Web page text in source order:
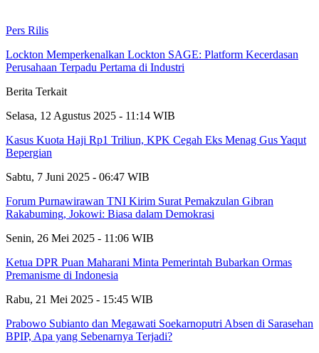
Pers Rilis
Lockton Memperkenalkan Lockton SAGE: Platform Kecerdasan
Perusahaan Terpadu Pertama di Industri
Berita Terkait
Selasa, 12 Agustus 2025 - 11:14 WIB
Kasus Kuota Haji Rp1 Triliun, KPK Cegah Eks Menag Gus Yaqut
Bepergian
Sabtu, 7 Juni 2025 - 06:47 WIB
Forum Purnawirawan TNI Kirim Surat Pemakzulan Gibran
Rakabuming, Jokowi: Biasa dalam Demokrasi
Senin, 26 Mei 2025 - 11:06 WIB
Ketua DPR Puan Maharani Minta Pemerintah Bubarkan Ormas
Premanisme di Indonesia
Rabu, 21 Mei 2025 - 15:45 WIB
Prabowo Subianto dan Megawati Soekarnoputri Absen di Sarasehan
BPIP, Apa yang Sebenarnya Terjadi?